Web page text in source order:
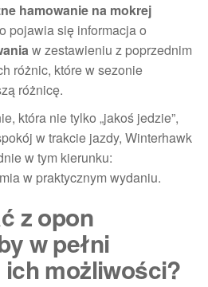
hamowanie na mokrej
pojawia się informacja o
w zestawieniu z poprzednim
różnic, które w sezonie
różnicę.
która nie tylko „jakoś jedzie”,
w trakcie jazdy, Winterhawk
w tym kierunku:
w praktycznym wydaniu.
z opon
w pełni
możliwości?